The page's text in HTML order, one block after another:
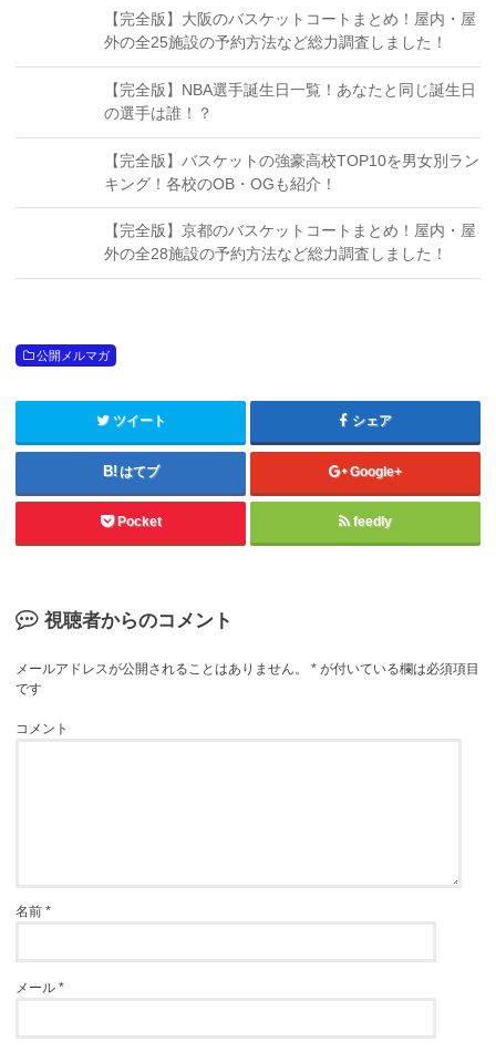
【完全版】大阪のバスケットコートまとめ！屋内・屋
外の全25施設の予約方法など総力調査しました！
【完全版】NBA選手誕生日一覧！あなたと同じ誕生日
の選手は誰！？
【完全版】バスケットの強豪高校TOP10を男女別ラン
キング！各校のOB・OGも紹介！
【完全版】京都のバスケットコートまとめ！屋内・屋
外の全28施設の予約方法など総力調査しました！
公開メルマガ
ツイート シェア
はてブ Google+
Pocket feedly
視聴者からのコメント
メールアドレスが公開されることはありません。 * が付いている欄は必須項目
です
コメント
名前*
メール*